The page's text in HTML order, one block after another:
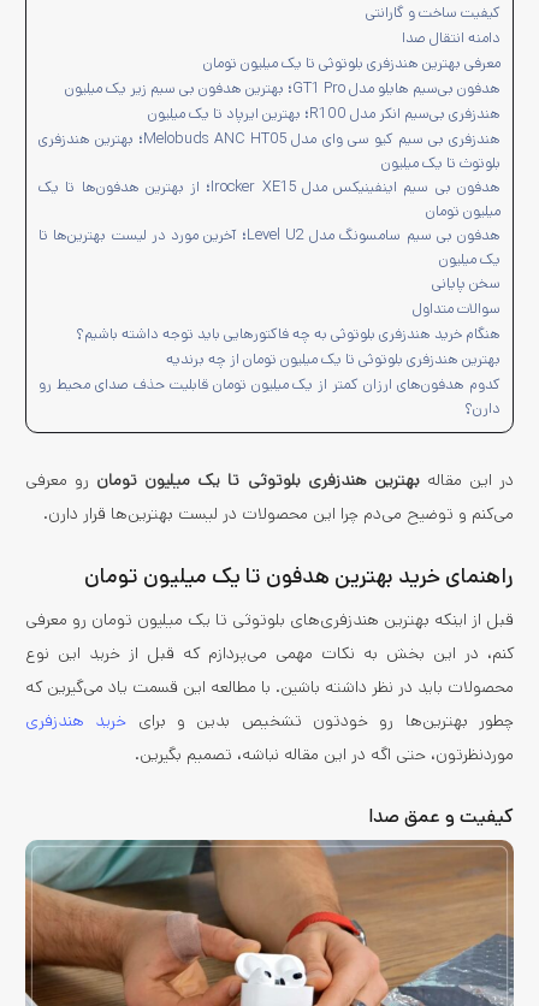
کیفیت ساخت و گارانتی
دامنه انتقال صدا
معرفی بهترین هندزفری بلوتوثی تا یک میلیون تومان
هدفون بی‌سیم هایلو مدل GT1 Pro؛ بهترین هدفون بی سیم زیر یک میلیون
هندزفری بی‌سیم انکر مدل R100؛ بهترین ایرپاد تا یک میلیون
هندزفری بی سیم کیو سی وای مدل Melobuds ANC HT05؛ بهترین هندزفری
بلوتوث تا یک میلیون
هدفون بی‌ سیم اینفینیکس مدل Irocker XE15؛ از بهترین هدفون‌ها تا یک
میلیون تومان
هدفون بی سیم سامسونگ مدل Level U2؛ آخرین مورد در لیست بهترین‌ها تا
یک میلیون
سخن پایانی
سوالات متداول
هنگام خرید هندزفری بلوتوثی به چه فاکتورهایی باید توجه داشته باشیم؟
بهترین هندزفری بلوتوثی تا یک میلیون تومان از چه برندیه
کدوم هدفون‌های ارزان کمتر از یک میلیون تومان قابلیت حذف صدای محیط رو
دارن؟
در این مقالهبهترین هندزفری بلوتوثی تا یک میلیون تومان رو معرفی
می‌کنم و توضیح می‌دم چرا این محصولات در لیست بهترین‌ها قرار دارن.
راهنمای خرید بهترین هدفون تا یک میلیون تومان
قبل از اینکه بهترین هندزفری‌های بلوتوثی تا یک میلیون تومان رو معرفی
کنم، در این بخش به نکات مهمی می‌پردازم که قبل از خرید این نوع
محصولات باید در نظر داشته باشین. با مطالعه این قسمت یاد می‌گیرین که
چطور بهترین‌ها رو خودتون تشخیص بدین و برای خرید هندزفری
موردنظرتون، حتی اگه در این مقاله نباشه، تصمیم بگیرین.
کیفیت و عمق صدا